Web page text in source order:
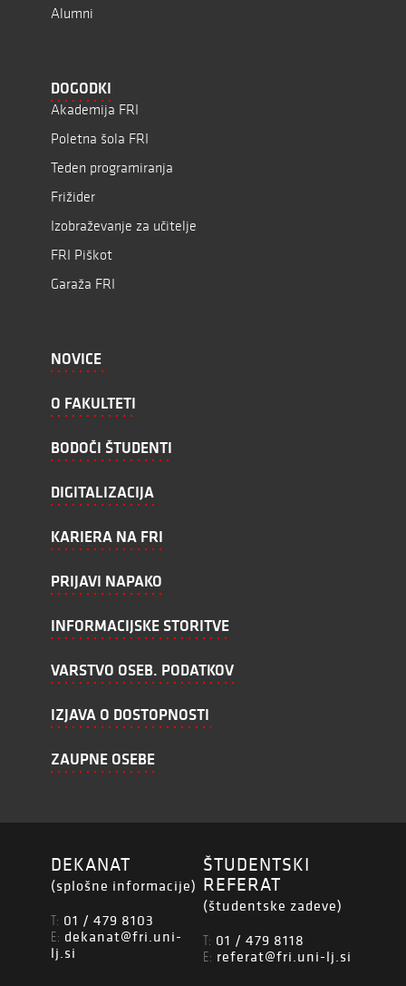
Alumni
DOGODKI
Akademija FRI
Poletna šola FRI
Teden programiranja
Frižider
Izobraževanje za učitelje
FRI Piškot
Garaža FRI
NOVICE
O FAKULTETI
BODOČI ŠTUDENTI
DIGITALIZACIJA
KARIERA NA FRI
PRIJAVI NAPAKO
INFORMACIJSKE STORITVE
VARSTVO OSEB. PODATKOV
IZJAVA O DOSTOPNOSTI
ZAUPNE OSEBE
DEKANAT
(splošne informacije)
T: 01 / 479 8103
E: dekanat@fri.uni-
lj.si
ŠTUDENTSKI
REFERAT
(študentske zadeve)
T: 01 / 479 8118
E: referat@fri.uni-lj.si